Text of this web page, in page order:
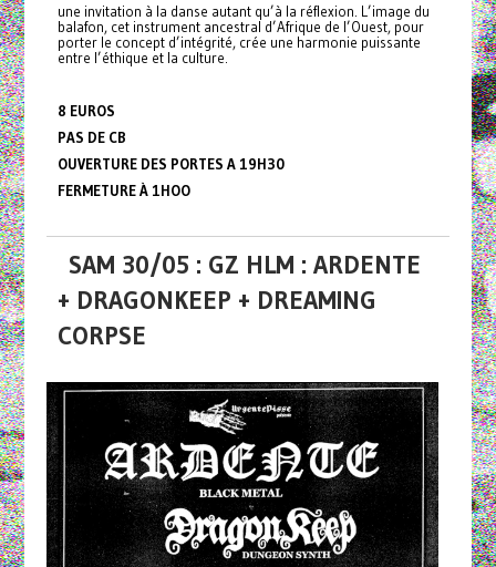
une invitation à la danse autant qu’à la réflexion. L’image du
balafon, cet instrument ancestral d’Afrique de l’Ouest, pour
porter le concept d’intégrité, crée une harmonie puissante
entre l’éthique et la culture.
8 EUROS
PAS DE CB
OUVERTURE DES PORTES A 19H30
FERMETURE À 1HOO
SAM 30/05 : GZ HLM : ARDENTE
+ DRAGONKEEP + DREAMING
CORPSE